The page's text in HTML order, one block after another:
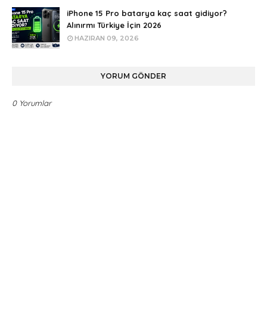
iPhone 15 Pro batarya kaç saat gidiyor?
Alınırmı Türkiye İçin 2026
HAZIRAN 09, 2026
YORUM GÖNDER
0 Yorumlar